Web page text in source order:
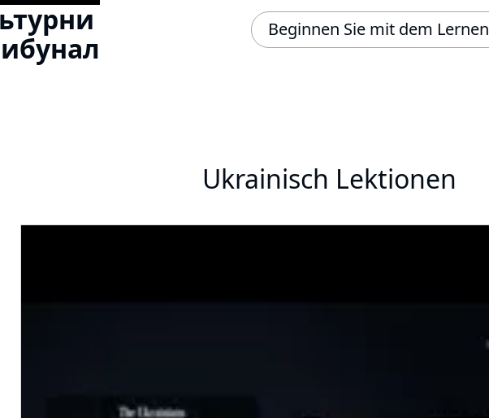
Beginnen Sie mit dem Lernen
Ukrainisch Lektionen